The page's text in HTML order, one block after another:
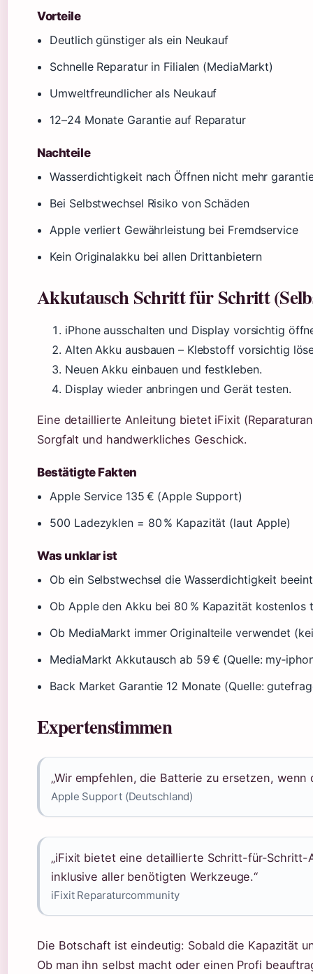
Vorteile
Deutlich günstiger als ein Neukauf
Schnelle Reparatur in Filialen (MediaMarkt)
Umweltfreundlicher als Neukauf
12–24 Monate Garantie auf Reparatur
Nachteile
Wasserdichtigkeit nach Öffnen nicht mehr
Bei Selbstwechsel Risiko von Schäden
Apple verliert Gewährleistung bei Fremdservice
Kein Originalakku bei allen Drittanbietern
Akkutausch Schritt für Schritt
iPhone ausschalten und Display vorsichtig
Alten Akku ausbauen – Klebstoff vorsichtig
Neuen Akku einbauen und festkleben.
Display wieder anbringen und Gerät testen.
Eine detaillierte Anleitung bietet iFixit
Sorgfalt und handwerkliches Geschick.
Bestätigte Fakten
Apple Service 135 € (Apple Support)
500 Ladezyklen = 80 % Kapazität (laut Apple)
Was unklar ist
Ob ein Selbstwechsel die Wasserdichtigkeit
Ob Apple den Akku bei 80 % Kapazität kostenlos
Ob MediaMarkt immer Originalteile verwendet
MediaMarkt Akkutausch ab 59 € (Quelle:
Back Market Garantie 12 Monate (Quelle:
Expertenstimmen
„Wir empfehlen, die Batterie zu ersetzen, wenn
Apple Support (Deutschland)
„iFixit bietet eine detaillierte Schritt-für-Schritt-
inklusive aller benötigten Werkzeuge.“
iFixit Reparaturcommunity
Die Botschaft ist eindeutig: Sobald die Kapazität
Ob man ihn selbst macht oder einen Profi